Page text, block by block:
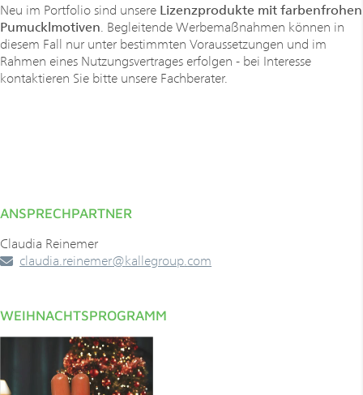
Neu im Portfolio sind unsere Lizenzprodukte mit farbenfrohen
Pumucklmotiven . Begleitende Werbemaßnahmen können in
diesem Fall nur unter bestimmten Voraussetzungen und im
Rahmen eines Nutzungsvertrages erfolgen - bei Interesse
kontaktieren Sie bitte unsere Fachberater.
ANSPRECHPARTNER
Claudia Reinemer
claudia.reinemer@kallegroup com
WEIHNACHTSPROGRAMM